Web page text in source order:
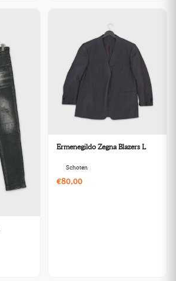
Ermenegildo Zegna Blazers L
Schoten
€80,00